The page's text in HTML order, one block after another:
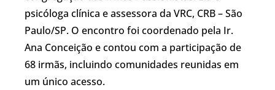
psicóloga clínica e assessora da VRC, CRB – São
Paulo/SP. O encontro foi coordenado pela Ir.
Ana Conceição e contou com a participação de
68 irmãs, incluindo comunidades reunidas em
um único acesso.